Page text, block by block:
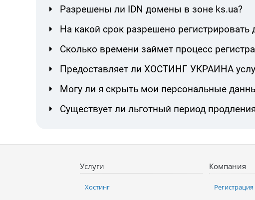
Разрешены ли IDN домены в зоне ks.ua?
На какой срок разрешено
Сколько времени займет процесс
Предоставляет ли ХОСТИНГ УКРАИНА
Могу ли я скрыть мои персональные
Существует ли льготный период
Услуги
Хостинг
Компания
Регистрация